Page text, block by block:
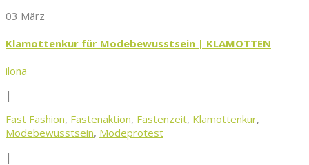
03 März
Klamottenkur für Modebewusstsein | KLAMOTTEN
ilona
|
Fast Fashion, Fastenaktion, Fastenzeit, Klamottenkur,
Modebewusstsein, Modeprotest
|